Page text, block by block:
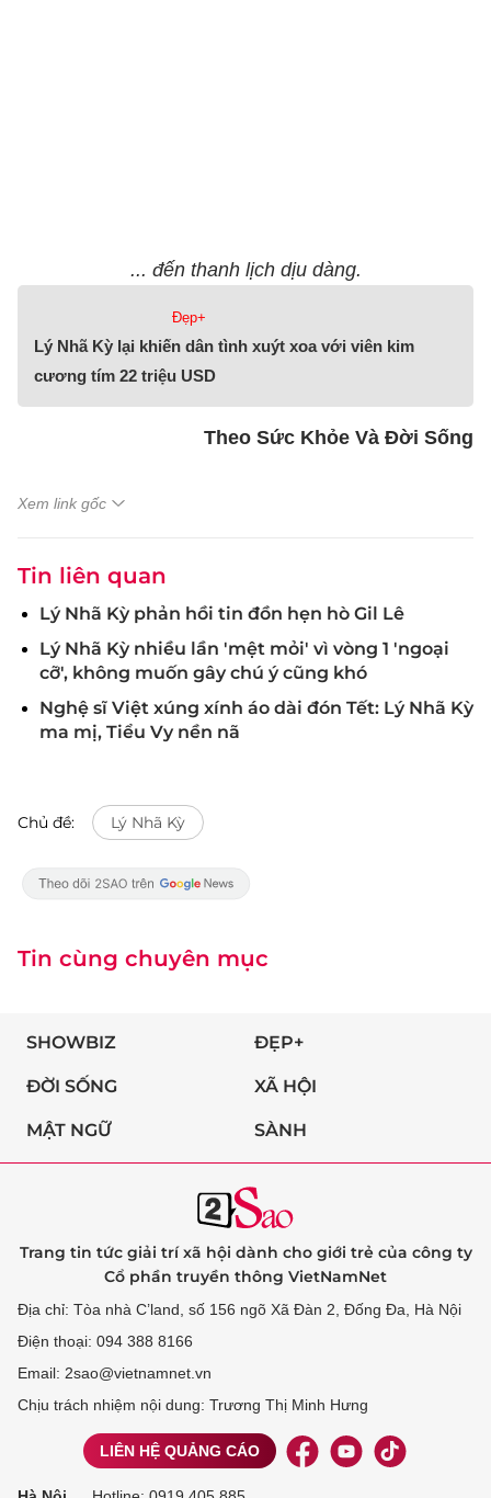
... đến thanh lịch dịu dàng.
Đẹp+
Lý Nhã Kỳ lại khiến dân tình xuýt xoa với viên kim
cương tím 22 triệu USD
Theo Sức Khỏe Và Đời Sống
Xem link gốc
Tin liên quan
Lý Nhã Kỳ phản hồi tin đồn hẹn hò Gil Lê
Lý Nhã Kỳ nhiều lần 'mệt mỏi' vì vòng 1 'ngoại
cỡ', không muốn gây chú ý cũng khó
Nghệ sĩ Việt xúng xính áo dài đón Tết: Lý Nhã Kỳ
ma mị, Tiểu Vy nền nã
Chủ đề: Lý Nhã Kỳ
Tin cùng chuyên mục
SHOWBIZ ĐẸP+
ĐỜI SỐNG XÃ HỘI
MẬT NGỮ SÀNH
Trang tin tức giải trí xã hội dành cho giới trẻ của công ty
Cổ phần truyền thông VietNamNet
Địa chỉ: Tòa nhà C’land, số 156 ngõ Xã Đàn 2, Đống Đa, Hà Nội
Điện thoại: 094 388 8166
Email: 2sao@vietnamnet.vn
Chịu trách nhiệm nội dung: Trương Thị Minh Hưng
LIÊN HỆ QUẢNG CÁO